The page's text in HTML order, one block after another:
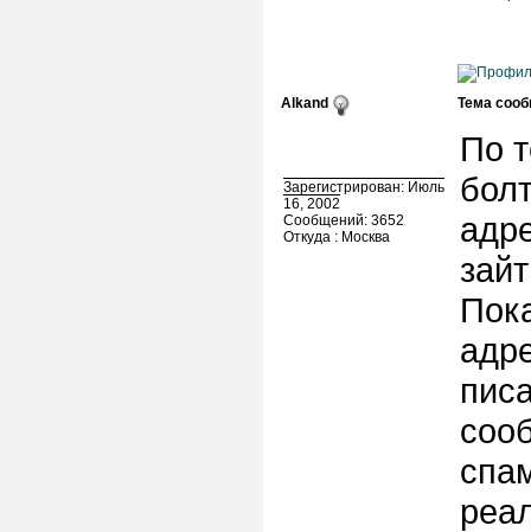
Alkand Тема
Зарегистрирован: Июль
16, 2002
Сообщений: 3652
Откуда : Москва
По